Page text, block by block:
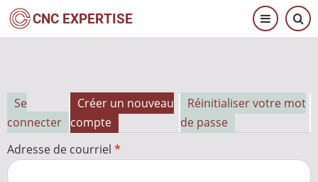
Aller
au
CNC EXPERTISE
Onglets
principaux
Se
connecter
Créer un nouveau
compte
Réinitialiser votre mot
de passe
Adresse de courriel